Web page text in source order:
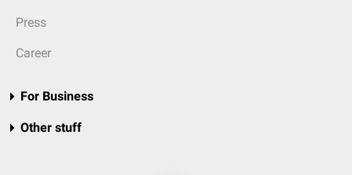
Press
Career
For Business
Other stuff